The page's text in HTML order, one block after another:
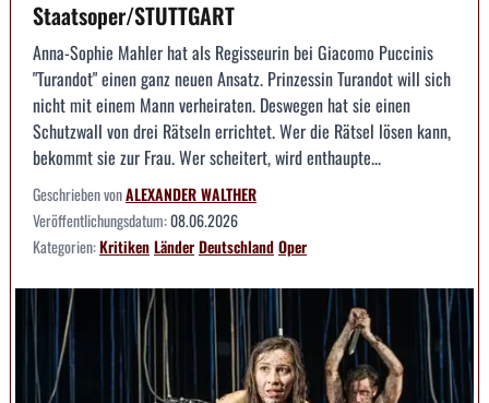
Staatsoper/STUTTGART
Anna-Sophie Mahler hat als Regisseurin bei Giacomo Puccinis
"Turandot" einen ganz neuen Ansatz. Prinzessin Turandot will sich
nicht mit einem Mann verheiraten. Deswegen hat sie einen
Schutzwall von drei Rätseln errichtet. Wer die Rätsel lösen kann,
bekommt sie zur Frau. Wer scheitert, wird enthaupte...
Geschrieben vonALEXANDER WALTHER
Veröffentlichungsdatum:08.06.2026
Kategorien:KritikenLänderDeutschlandOper